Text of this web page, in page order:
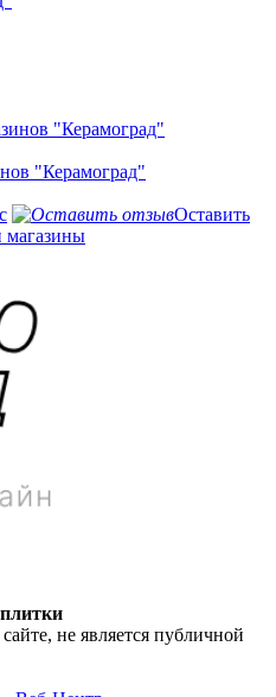
"Керамоград"
Оставить
не является публичной